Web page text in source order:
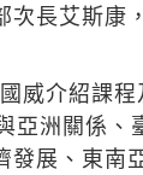
次長艾斯康
威介紹課
亞洲關係、
展、東南